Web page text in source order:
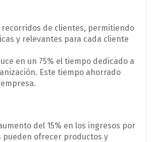
recorridos de clientes, permitiendo
y relevantes para cada cliente
en un 75% el tiempo dedicado a
Este tiempo ahorrado
del 15% en los ingresos por
pueden ofrecer productos y